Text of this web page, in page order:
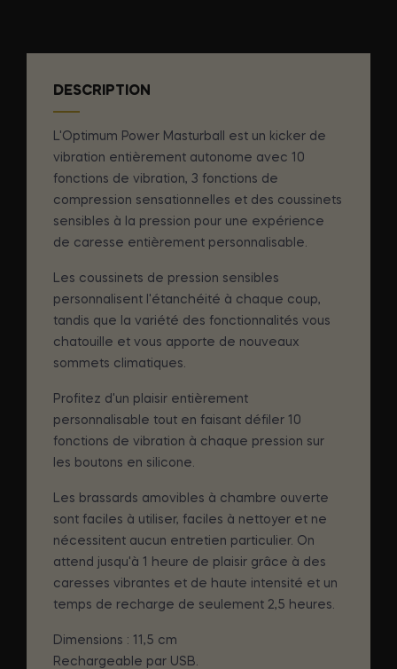
DESCRIPTION
L'Optimum Power Masturball est un kicker de
vibration entièrement autonome avec 10
fonctions de vibration, 3 fonctions de
compression sensationnelles et des coussinets
sensibles à la pression pour une expérience
de caresse entièrement personnalisable.
Les coussinets de pression sensibles
personnalisent l'étanchéité à chaque coup,
tandis que la variété des fonctionnalités vous
chatouille et vous apporte de nouveaux
sommets climatiques.
Profitez d'un plaisir entièrement
personnalisable tout en faisant défiler 10
fonctions de vibration à chaque pression sur
les boutons en silicone.
Les brassards amovibles à chambre ouverte
sont faciles à utiliser, faciles à nettoyer et ne
nécessitent aucun entretien particulier. On
attend jusqu'à 1 heure de plaisir grâce à des
caresses vibrantes et de haute intensité et un
temps de recharge de seulement 2,5 heures.
Dimensions : 11,5 cm
Rechargeable par USB.